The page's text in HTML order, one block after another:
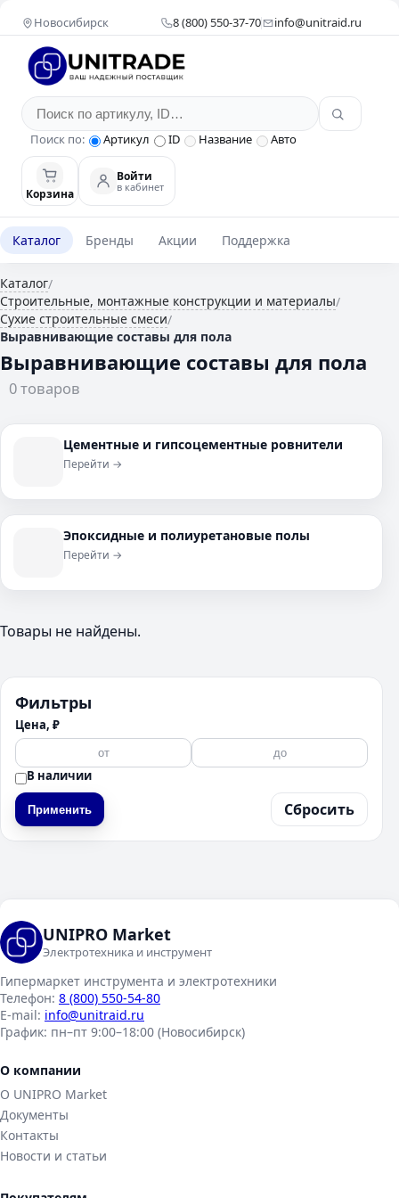
Новосибирск 8 (800) 550-37-70 info@unitraid.ru
Поиск по: Артикул ID Название Авто
Корзина
Войти
в кабинет
Каталог Бренды Акции Поддержка
Каталог/
Строительные, монтажные конструкции и материалы/
Сухие строительные смеси/
Выравнивающие составы для пола
Выравнивающие составы для пола
0 товаров
Фильтры
Цена, ₽
В наличии
Применить Сбросить
Цементные и гипсоцементные ровнители
Перейти →
Эпоксидные и полиуретановые полы
Перейти →
Товары не найдены.
UNIPRO Market
Электротехника и инструмент
Гипермаркет инструмента и электротехники
Телефон: 8 (800) 550-54-80
E-mail: info@unitraid.ru
График: пн–пт 9:00–18:00 (Новосибирск)
О компании
О UNIPRO Market
Документы
Контакты
Новости и статьи